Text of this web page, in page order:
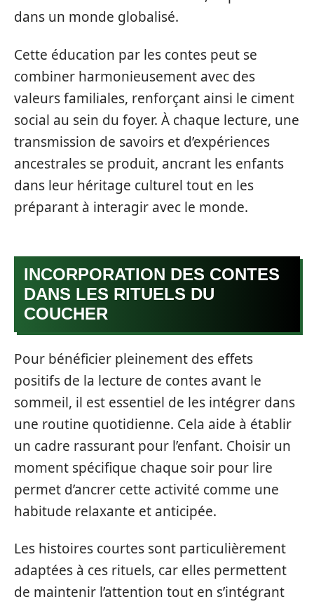
dans un monde globalisé.
Cette éducation par les contes peut se
combiner harmonieusement avec des
valeurs familiales, renforçant ainsi le ciment
social au sein du foyer. À chaque lecture, une
transmission de savoirs et d’expériences
ancestrales se produit, ancrant les enfants
dans leur héritage culturel tout en les
préparant à interagir avec le monde.
INCORPORATION DES CONTES
DANS LES RITUELS DU
COUCHER
Pour bénéficier pleinement des effets
positifs de la lecture de contes avant le
sommeil, il est essentiel de les intégrer dans
une routine quotidienne. Cela aide à établir
un cadre rassurant pour l’enfant. Choisir un
moment spécifique chaque soir pour lire
permet d’ancrer cette activité comme une
habitude relaxante et anticipée.
Les histoires courtes sont particulièrement
adaptées à ces rituels, car elles permettent
de maintenir l’attention tout en s’intégrant